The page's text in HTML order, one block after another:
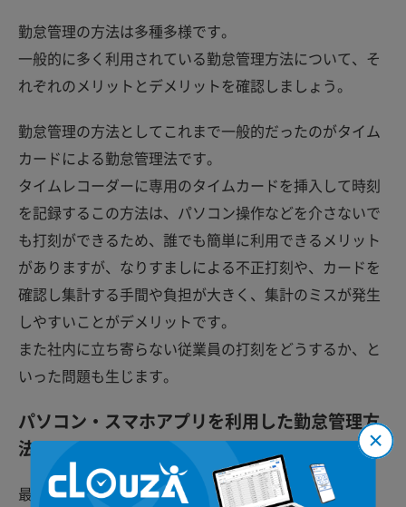
勤怠管理の方法は多種多様です。
一般的に多く利用されている勤怠管理方法について、そ
れぞれのメリットとデメリットを確認しましょう。
勤怠管理の方法としてこれまで一般的だったのがタイム
カードによる勤怠管理法です。
タイムレコーダーに専用のタイムカードを挿入して時刻
を記録するこの方法は、パソコン操作などを介さないで
も打刻ができるため、誰でも簡単に利用できるメリット
がありますが、なりすましによる不正打刻や、カードを
確認し集計する手間や負担が大きく、集計のミスが発生
しやすいことがデメリットです。
また社内に立ち寄らない従業員の打刻をどうするか、と
いった問題も生じます。
パソコン・スマホアプリを利用した勤怠管理方
法
最近主流となっているのが、パソコンやスマートフォ